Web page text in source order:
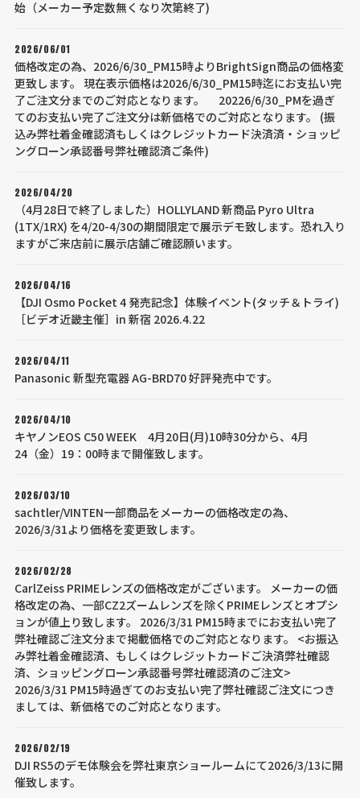
始（メーカー予定数無くなり次第終了)
2026/06/01
価格改定の為、2026/6/30_PM15時よりBrightSign商品の価格変
更致します。 現在表示価格は2026/6/30_PM15時迄にお支払い完
了ご注文分までのご対応となります。 20226/6/30_PMを過ぎ
てのお支払い完了ご注文分は新価格でのご対応となります。 (振
込み弊社着金確認済もしくはクレジットカード決済済・ショッピ
ングローン承認番号弊社確認済ご条件)
2026/04/20
（4月28日で終了しました）HOLLYLAND 新商品 Pyro Ultra
(1TX/1RX) を4/20-4/30の期間限定で展示デモ致します。恐れ入り
ますがご来店前に展示店舗ご確認願います。
2026/04/16
【DJI Osmo Pocket 4 発売記念】体験イベント(タッチ＆トライ)
［ビデオ近畿主催］in 新宿 2026.4.22
2026/04/11
Panasonic 新型充電器 AG-BRD70 好評発売中です。
2026/04/10
キヤノンEOS C50 WEEK 4月20日(月)10時30分から、4月
24（金）19：00時まで開催致します。
2026/03/10
sachtler/VINTEN一部商品をメーカーの価格改定の為、
2026/3/31より価格を変更致します。
2026/02/28
CarlZeiss PRIMEレンズの価格改定がございます。 メーカーの価
格改定の為、一部CZ2ズームレンズを除くPRIMEレンズとオプシ
ョンが値上り致します。 2026/3/31 PM15時までにお支払い完了
弊社確認ご注文分まで掲載価格でのご対応となります。 <お振込
み弊社着金確認済、もしくはクレジットカードご決済弊社確認
済、ショッピングローン承認番号弊社確認済のご注文>
2026/3/31 PM15時過ぎてのお支払い完了弊社確認ご注文につき
ましては、新価格でのご対応となります。
2026/02/19
DJI RS5のデモ体験会を弊社東京ショールームにて2026/3/13に開
催致します。